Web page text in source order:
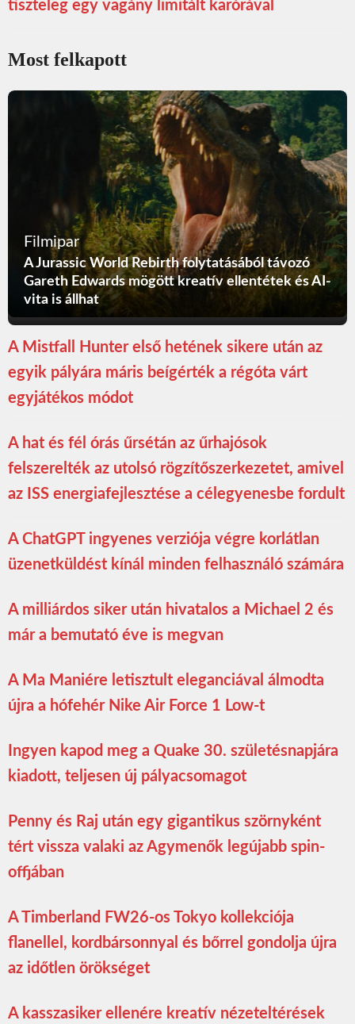
tiszteleg egy vagány limitált karórával
Most felkapott
Filmipar
A Jurassic World Rebirth folytatásából távozó
Gareth Edwards mögött kreatív ellentétek és AI-
vita is állhat
A Mistfall Hunter első hetének sikere után az
egyik pályára máris beígérték a régóta várt
egyjátékos módot
A hat és fél órás űrsétán az űrhajósok
felszerelték az utolsó rögzítőszerkezetet, amivel
az ISS energiafejlesztése a célegyenesbe fordult
A ChatGPT ingyenes verziója végre korlátlan
üzenetküldést kínál minden felhasználó számára
A milliárdos siker után hivatalos a Michael 2 és
már a bemutató éve is megvan
A Ma Maniére letisztult eleganciával álmodta
újra a hófehér Nike Air Force 1 Low-t
Ingyen kapod meg a Quake 30. születésnapjára
kiadott, teljesen új pályacsomagot
Penny és Raj után egy gigantikus szörnyként
tért vissza valaki az Agymenők legújabb spin-
offjában
A Timberland FW26-os Tokyo kollekciója
flanellel, kordbársonnyal és bőrrel gondolja újra
az időtlen örökséget
A kasszasiker ellenére kreatív nézeteltérések